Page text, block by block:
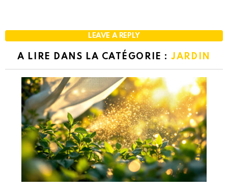
LEAVE A REPLY
A LIRE DANS LA CATÉGORIE :JARDIN